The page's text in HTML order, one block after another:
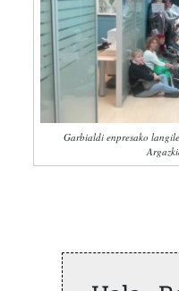
Garbialdi enpresako